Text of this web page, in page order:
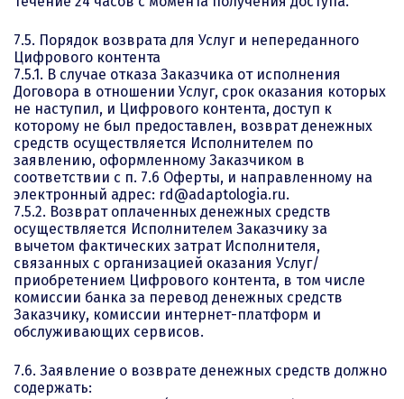
7.5. Порядок возврата для Услуг и непереданного
Цифрового контента
7.5.1. В случае отказа Заказчика от исполнения
Договора в отношении Услуг, срок оказания которых
не наступил, и Цифрового контента, доступ к
которому не был предоставлен, возврат денежных
средств осуществляется Исполнителем по
заявлению, оформленному Заказчиком в
соответствии с п. 7.6 Оферты, и направленному на
электронный адрес: rd@adaptologia.ru.
7.5.2. Возврат оплаченных денежных средств
осуществляется Исполнителем Заказчику за
вычетом фактических затрат Исполнителя,
связанных с организацией оказания Услуг/
приобретением Цифрового контента, в том числе
комиссии банка за перевод денежных средств
Заказчику, комиссии интернет-платформ и
обслуживающих сервисов.
7.6. Заявление о возврате денежных средств должно
содержать: